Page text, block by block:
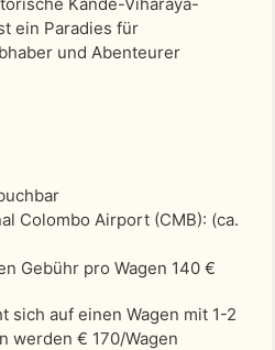
ein Paradies für
und Abenteurer
Colombo Airport (CMB): (ca.
Gebühr pro Wagen 140 €
sich auf einen Wagen mit 1-2
werden € 170/Wagen